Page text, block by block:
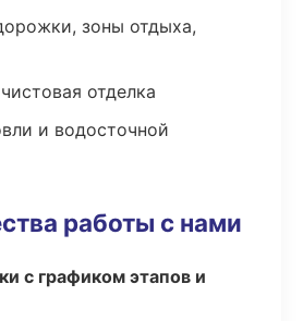
зоны отдыха,
отделка
и водосточной
работы с нами
с графиком этапов и